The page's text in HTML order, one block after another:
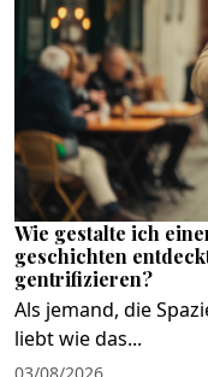
Wie gestalte ich
geschichten
gentrifizieren?
Als jemand, die
liebt wie das...